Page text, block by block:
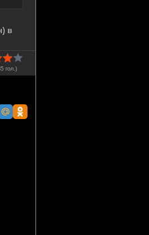
в
гол.)